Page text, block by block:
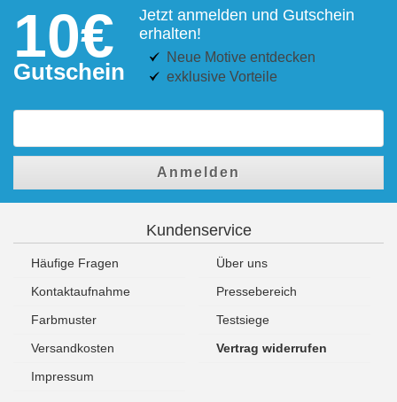
10€
Gutschein
Jetzt anmelden und Gutschein
erhalten!
Neue Motive entdecken
exklusive Vorteile
Anmelden
Kundenservice
Häufige Fragen
Über uns
Kontaktaufnahme
Pressebereich
Farbmuster
Testsiege
Versandkosten
Vertrag widerrufen
Impressum